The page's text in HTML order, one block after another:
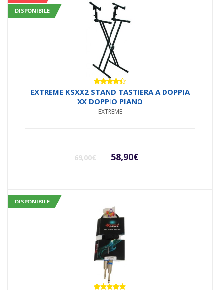
DISPONIBILE
Valutato
4.33su
5
EXTREME KSXX2 STAND TASTIERA A DOPPIA
XX DOPPIO PIANO
EXTREME
69,00€
Il
originale
era:
69,00€.
58,90€
DISPONIBILE